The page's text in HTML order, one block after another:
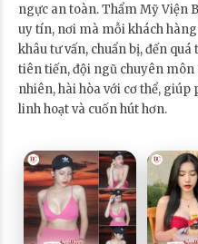
ngực an toàn. Thẩm Mỹ Viện
uy tín, nơi mà mỗi khách hàng
khâu tư vấn, chuẩn bị, đến
tiên tiến, đội ngũ chuyên môn
nhiên, hài hòa với cơ thể,
linh hoạt và cuốn hút hơn.